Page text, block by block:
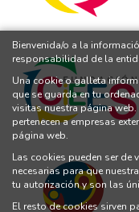
Bienvenida/o a la
responsabilidad de la
Una cookie o galleta
que se guarda en tu
visitas nuestra página
pertenecen a empresas
página web.
Las cookies pueden ser
necesarias para que
tu autorización y son las
El resto de cookies sirven